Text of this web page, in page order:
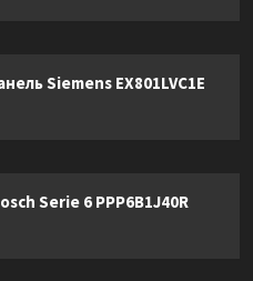
Siemens EX801LVC1E
Serie 6 PPP6B1J40R